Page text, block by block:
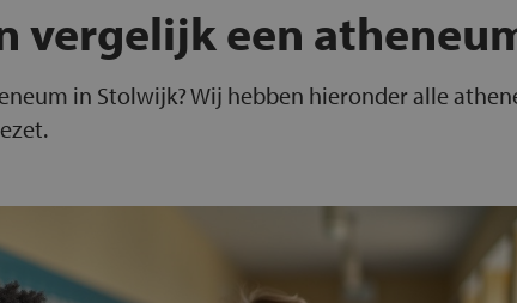
vergelijk een
in Stolwijk? Wij hebben hieronder alle